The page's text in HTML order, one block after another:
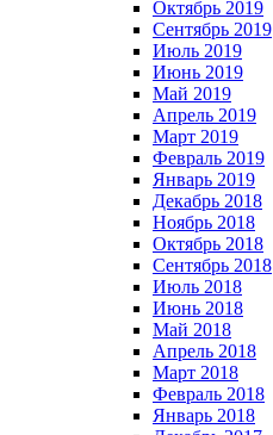
Октябрь 2019
Сентябрь 2019
Июль 2019
Июнь 2019
Май 2019
Апрель 2019
Март 2019
Февраль 2019
Январь 2019
Декабрь 2018
Ноябрь 2018
Октябрь 2018
Сентябрь 2018
Июль 2018
Июнь 2018
Май 2018
Апрель 2018
Март 2018
Февраль 2018
Январь 2018